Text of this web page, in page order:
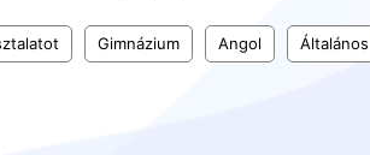
Gimnázium Angol Általános